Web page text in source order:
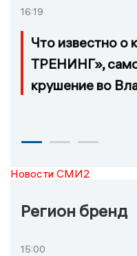
16:19
Что известно
ТРЕНИНГ»,
крушение во
Новости СМИ2
Регион бренд
15:00